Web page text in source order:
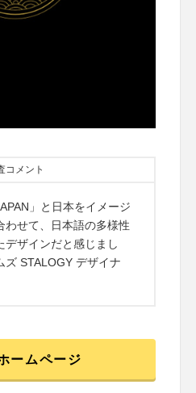
コメント
」と日本をイメージ
わせて、日本語の多様性
デザインだと感じまし
ズ STALOGY デザイナ
ームページ